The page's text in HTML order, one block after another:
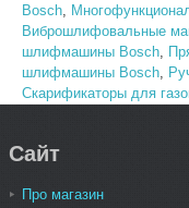
Bosch,
Виброшлифовальные
шлифмашины Bosch,
шлифмашины Bosch,
Скарификаторы для
Сайт
Про магазин